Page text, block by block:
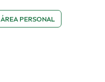
ÁREA PERSONAL